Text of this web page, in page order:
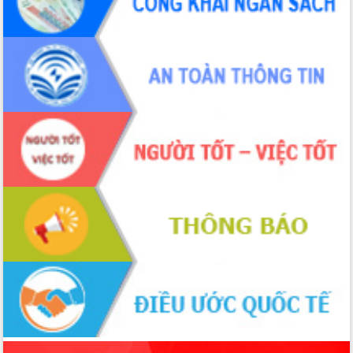
sầu riêng tại Đắk Lắk
Trình diễn nghệ thuật chế biến các
món ăn từ sầu riêng
Đắk Lắk công bố Quy hoạch và xúc
tiến đầu tư tỉnh
Ngành cá ngừ Đắk Lắk chủ động thích
ứng để giữ vững thị trường xuất khẩu
Diễn đàn Kinh tế tư nhân Việt Nam đột
phá cơ chế - Hợp tác công tư
Đề án 06 tạo bước ngoặt đột phá trong
cải cách hành chính tỉnh Đắk Lắk
Kết nối tour, đẩy mạnh chuyển đổi số
để phát triển du lịch Đắk Lắk
Khởi động Dự án Đầu tư xây dựng hạ
tầng kỹ thuật Cụm công nghiệp Tân
Gặp mặt các cơ quan báo chí nhân Kỷ
niệm 101 năm Ngày Báo chí Cách
mạng Việt Nam
Đắk Lắk sơ kết 4 năm triển khai thực